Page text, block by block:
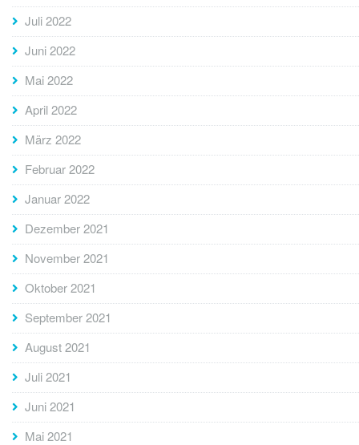
Juli 2022
Juni 2022
Mai 2022
April 2022
März 2022
Februar 2022
Januar 2022
Dezember 2021
November 2021
Oktober 2021
September 2021
August 2021
Juli 2021
Juni 2021
Mai 2021